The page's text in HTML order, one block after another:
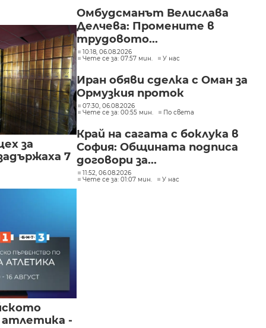
за
7
атлетика -
Омбудсманът Велислава
Делчева: Промените в
трудовото...
10:18, 06.08.2026
Чете се за: 07:57 мин.
У нас
Иран обяви сделка с Оман за
Ормузкия проток
07:30, 06.08.2026
Чете се за: 00:55 мин.
По света
Край на сагата с боклука в
София: Общината подписа
договори за...
11:52, 06.08.2026
Чете се за: 01:07 мин.
У нас